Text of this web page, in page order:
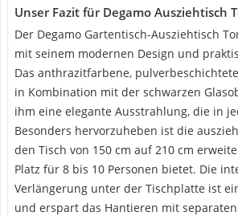
Unser Fazit für Degamo Ausziehtisch
Der Degamo Gartentisch-Ausziehtisch
mit seinem modernen Design und
Das anthrazitfarbene,
in Kombination mit der schwarzen
ihm eine elegante Ausstrahlung, die in
Besonders hervorzuheben ist die
den Tisch von 150 cm auf 210 cm
Platz für 8 bis 10 Personen bietet. Die
Verlängerung unter der Tischplatte ist
und erspart das Hantieren mit